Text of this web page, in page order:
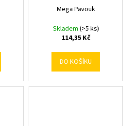
Mega Pavouk
Skladem (>5 ks)
114,35 Kč
DO KOŠÍKU